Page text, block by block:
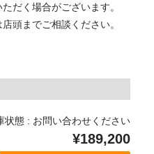
だく場合がございます。
頭までご相談ください。
状態 : お問い合わせください
¥189,200